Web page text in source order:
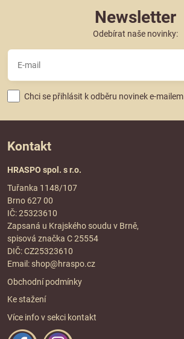
Newsletter
Odebírat naše novinky:
Chci se přihlásit k odběru novinek e-mailem
Kontakt
HRASPO spol. s r.o.
Tuřanka 1148/107
Brno 627 00
IČ: 25323610
Zapsaná u Krajského soudu v Brně,
spisová značka C 25554
DIČ: CZ25323610
Email: shop@hraspo.cz
Obchodní podmínky
Ke stažení
Více info v sekci kontakt